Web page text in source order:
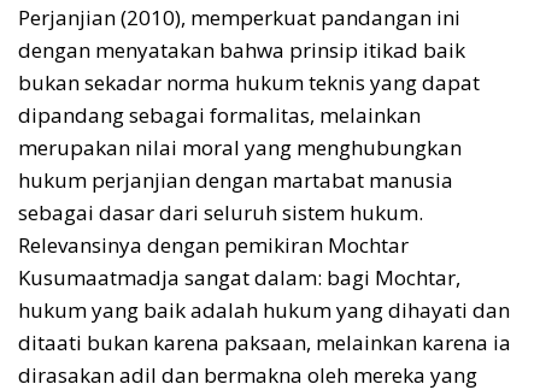
Perjanjian (2010), memperkuat pandangan ini
dengan menyatakan bahwa prinsip itikad baik
bukan sekadar norma hukum teknis yang dapat
dipandang sebagai formalitas, melainkan
merupakan nilai moral yang menghubungkan
hukum perjanjian dengan martabat manusia
sebagai dasar dari seluruh sistem hukum.
Relevansinya dengan pemikiran Mochtar
Kusumaatmadja sangat dalam: bagi Mochtar,
hukum yang baik adalah hukum yang dihayati dan
ditaati bukan karena paksaan, melainkan karena ia
dirasakan adil dan bermakna oleh mereka yang